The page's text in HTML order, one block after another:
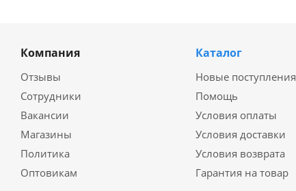
Компания
Отзывы
Сотрудники
Вакансии
Магазины
Политика
Оптовикам
Каталог
Новые поступления
Помощь
Условия оплаты
Условия доставки
Условия возврата
Гарантия на товар